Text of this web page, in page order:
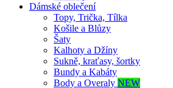
Dámské oblečení
Topy, Trička, Tílka
Košile a Blůzy
Šaty
Kalhoty a Džíny
Sukně, kraťasy, šortky
Bundy a Kabáty
Body a Overaly NEW